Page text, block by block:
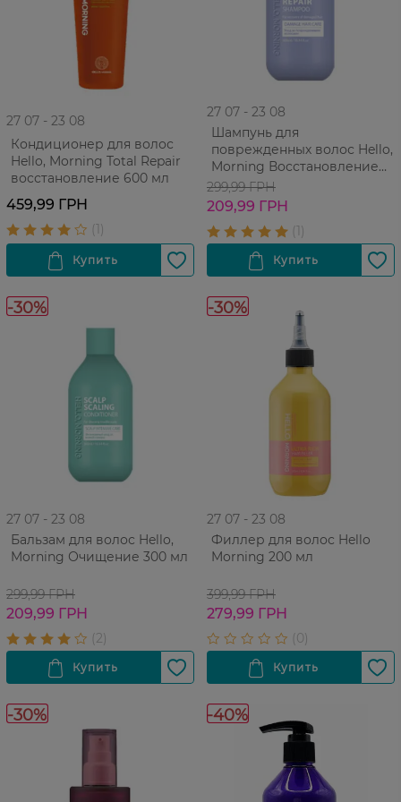
27 07 - 23 08
Кондиционер для волос
Hello, Morning Total Repair
восстановление 600 мл
459,99 ГРН
27 07 - 23 08
Шампунь для
поврежденных волос Hello,
Morning Восстановление
300 мл
299,99 ГРН
209,99 ГРН
-30%
27 07 - 23 08
Бальзам для волос Hello,
Morning Очищение 300 мл
299,99 ГРН
209,99 ГРН
-30%
27 07 - 23 08
Филлер для волос Hello
Morning 200 мл
399,99 ГРН
279,99 ГРН
-30% -40%